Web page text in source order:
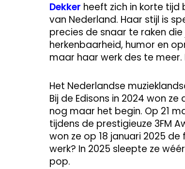
Dekker heeft zich in korte tijd
van Nederland. Haar stijl is
precies de snaar te raken
herkenbaarheid, humor en
maar haar werk des te
Het Nederlandse
Bij de Edisons in 2024 won
nog maar het begin. Op 21
tijdens de prestigieuze 3FM
won ze op 18 januari 2025
werk? In 2025 sleepte ze
pop.